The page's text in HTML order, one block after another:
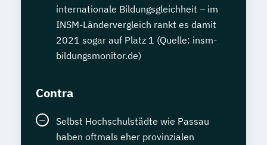
internationale Bildungsgleichheit – im
INSM-Ländervergleich rankt es damit
2021 sogar auf Platz 1 (Quelle: insm-
bildungsmonitor.de)
Contra
Selbst Hochschulstädte wie Passau
haben oftmals eher provinzialen